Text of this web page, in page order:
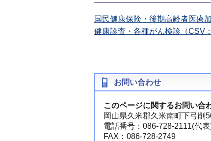
国民健康保険・後期高齢者医療
健康診査・各種がん検診（CSV
お問い合わせ
このページに関するお問い合
岡山県久米郡久米南町下弓削
電話番号：086-728-2111(代
FAX：086-728-2749